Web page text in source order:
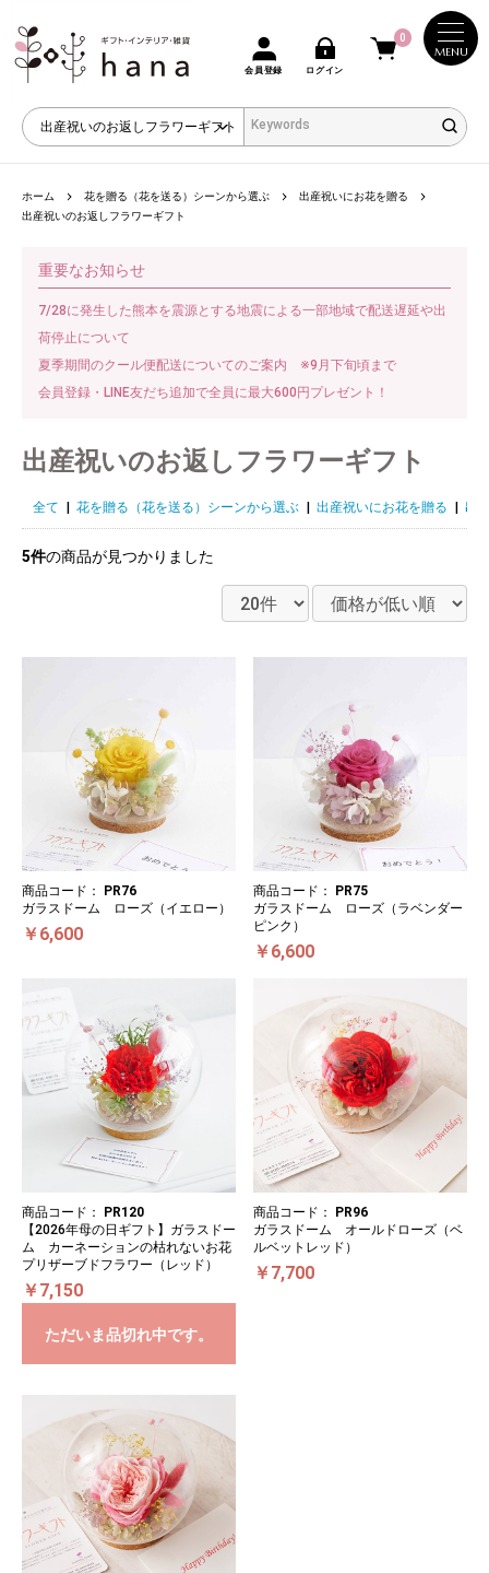
MENU
会員登録 ログイン
0
ホーム 花を贈る（花を送る）シーンから選ぶ
出産祝いにお花を贈る
出産祝いのお返しフラワーギフト
重要なお知らせ
7/28に発生した熊本を震源とする地震による一部地域で配送遅延や出
荷停止について
夏季期間のクール便配送についてのご案内 ※9月下旬頃まで
会員登録・LINE友だち追加で全員に最大600円プレゼント！
出産祝いのお返しフラワーギフト
全て 花を贈る（花を送る）シーンから選ぶ 出産祝いにお花を贈る 出
5件の商品が見つかりました
商品コード：
PR76
ガラスドーム ローズ（イエロー）
￥6,600
商品コード：
PR75
ガラスドーム ローズ（ラベンダー
ピンク）
￥6,600
商品コード：
PR120
【2026年母の日ギフト】ガラスドー
ム カーネーションの枯れないお花
プリザーブドフラワー（レッド）
￥7,150
ただいま品切れ中です。
商品コード：
PR96
ガラスドーム オールドローズ（ベ
ルベットレッド）
￥7,700